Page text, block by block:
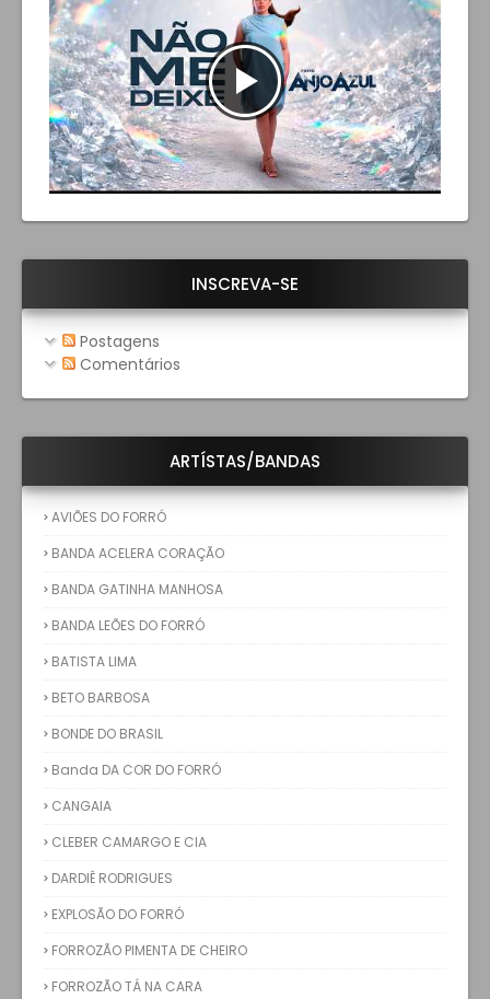
INSCREVA-SE
Postagens
Comentários
ARTÍSTAS/BANDAS
AVIÕES DO FORRÓ
BANDA ACELERA CORAÇÃO
BANDA GATINHA MANHOSA
BANDA LEÕES DO FORRÓ
BATISTA LIMA
BETO BARBOSA
BONDE DO BRASIL
Banda DA COR DO FORRÓ
CANGAIA
CLEBER CAMARGO E CIA
DARDIÊ RODRIGUES
EXPLOSÃO DO FORRÓ
FORROZÃO PIMENTA DE CHEIRO
FORROZÃO TÁ NA CARA